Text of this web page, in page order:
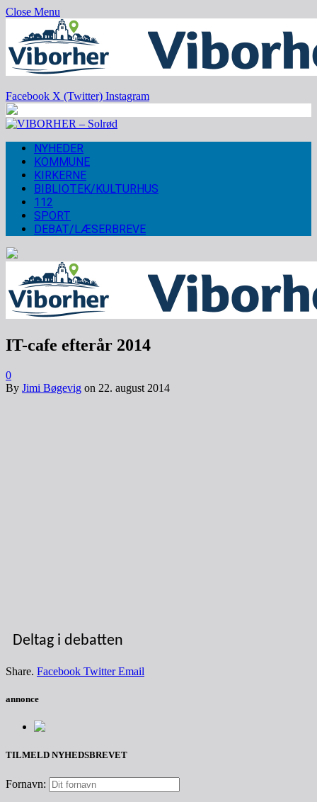
Close Menu
Facebook X (Twitter) Instagram
NYHEDER
KOMMUNE
KIRKERNE
BIBLIOTEK/KULTURHUS
112
SPORT
DEBAT/LÆSERBREVE
IT-cafe efterår 2014
0
By Jimi Bøgevig on 22. august 2014
Deltag i debatten
Share. Facebook Twitter Email
annonce
TILMELD NYHEDSBREVET
Fornavn: